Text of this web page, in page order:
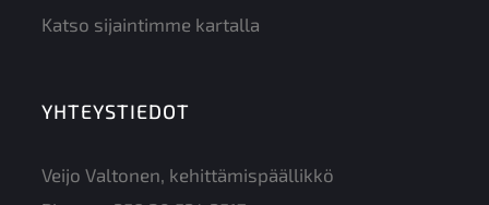
Katso sijaintimme kartalla
YHTEYSTIEDOT
Veijo Valtonen, kehittämispäällikkö